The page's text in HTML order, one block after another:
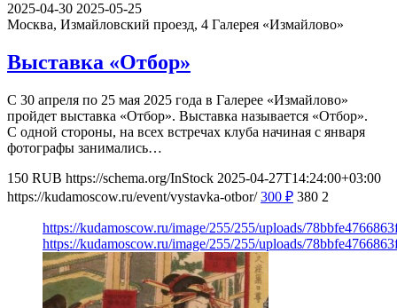
2025-04-30 2025-05-25
Москва, Измайловский проезд, 4 Галерея «Измайлово»
Выставка «Отбор»
С 30 апреля по 25 мая 2025 года в Галерее «Измайлово»
пройдет выставка «Отбор». Выставка называется «Отбор».
С одной стороны, на всех встречах клуба начиная с января
фотографы занимались…
150 RUB https://schema.org/InStock 2025-04-27T14:24:00+03:00
https://kudamoscow.ru/event/vystavka-otbor/ 300 ₽ 380 2
https://kudamoscow.ru/image/255/255/uploads/
https://kudamoscow.ru/image/255/255/uploads/